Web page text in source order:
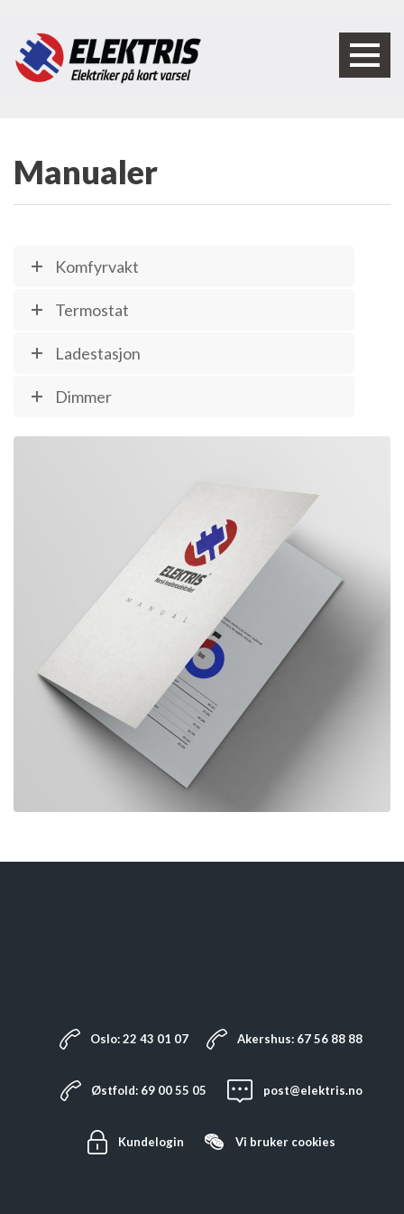
Manualer
Komfyrvakt
Termostat
Ladestasjon
Dimmer
Oslo: 22 43 01 07 Akershus: 67 56 88 88
Østfold: 69 00 55 05 post@elektris.no
Kundelogin Vi bruker cookies